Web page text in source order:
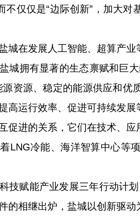
不仅仅是“边际创新”，加大
城在发展人工智能、超算产
城拥有显著的生态禀赋和巨
源资源、稳定的能源供应和
高运行效率、促进可持续发
促进的关系，它们在技术、
LNG冷能、海洋智算中心等
技赋能产业发展三年行动计
的相继出炉，盐城以创新驱